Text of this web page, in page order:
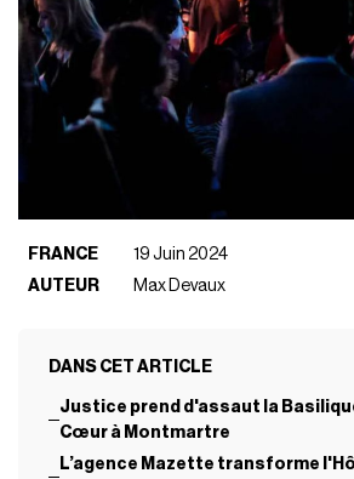
FRANCE
19 Juin 2024
AUTEUR
Max Devaux
DANS CET ARTICLE
Justice prend d'assaut la
Cœur à Montmartre
L’agence Mazette transforme